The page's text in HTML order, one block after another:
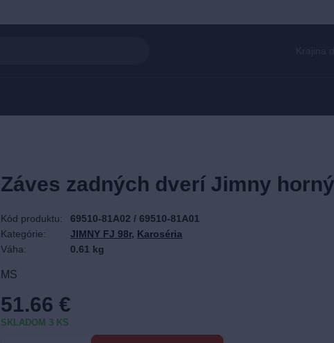
Záves zadných dverí Jimny horný
Kód produktu:
69510-81A02 / 69510-81A01
Kategórie:
JIMNY FJ 98r, Karoséria
Váha:
0.61 kg
MS
51.66 €
SKLADOM 3 KS